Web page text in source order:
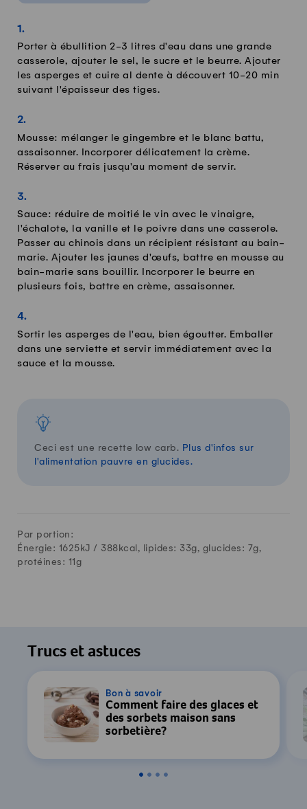
Porter à ébullition 2-3 litres d'eau dans une grande
casserole, ajouter le sel, le sucre et le beurre. Ajouter
les asperges et cuire al dente à découvert 10-20 min
suivant l'épaisseur des tiges.
Mousse: mélanger le gingembre et le blanc battu,
assaisonner. Incorporer délicatement la crème.
Réserver au frais jusqu'au moment de servir.
Sauce: réduire de moitié le vin avec le vinaigre,
l'échalote, la vanille et le poivre dans une casserole.
Passer au chinois dans un récipient résistant au bain-
marie. Ajouter les jaunes d'œufs, battre en mousse au
bain-marie sans bouillir. Incorporer le beurre en
plusieurs fois, battre en crème, assaisonner.
Sortir les asperges de l'eau, bien égoutter. Emballer
dans une serviette et servir immédiatement avec la
sauce et la mousse.
Ceci est une recette low carb. Plus d'infos sur
l'alimentation pauvre en glucides.
Par portion:
Énergie: 1625kJ / 388kcal, lipides: 33g, glucides: 7g,
protéines: 11g
Trucs et astuces
Bon à savoir
Comment faire des glaces et
des sorbets maison sans
sorbetière?